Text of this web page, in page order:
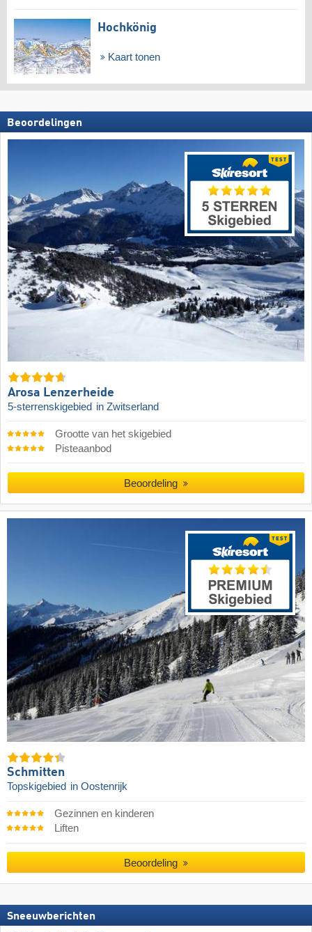
Hochkönig
Kaart tonen
Beoordelingen
Arosa Lenzerheide
5-sterrenskigebied in Zwitserland
Grootte van het skigebied
Pisteaanbod
Beoordeling
Schmitten
Topskigebied in Oostenrijk
Gezinnen en kinderen
Liften
Beoordeling
Sneeuwberichten